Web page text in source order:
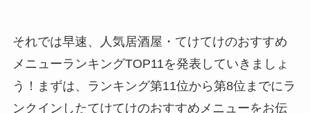
それでは早速、人気居酒屋・てけてけのおすすめ
メニューランキングTOP11を発表していきましょ
う！まずは、ランキング第11位から第8位までにラ
ンクインしたてけてけのおすすめメニューをお伝